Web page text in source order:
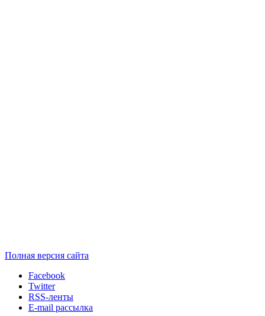
Полная версия сайта
Facebook
Twitter
RSS-ленты
E-mail рассылка